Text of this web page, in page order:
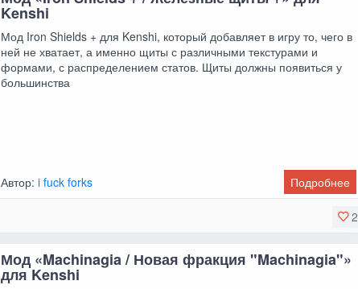
Kenshi
Мод Iron Shields + для Kenshi, который добавляет в игру то, чего в
ней не хватает, а именно щиты с различными текстурами и
формами, с распределением статов. Щиты должны появиться у
большинства
Автор:i fuck forks Подробнее
2
Мод «Machinagia / Новая фракция "Machinagia"»
для Kenshi